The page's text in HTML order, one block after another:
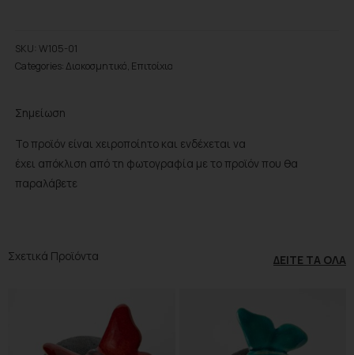
SKU: W105-01
Categories:Διακοσμητικά, Επιτοίχια
Σημείωση
Το προϊόν είναι χειροποίητο και ενδέχεται να
έχει απόκλιση από τη φωτογραφία με το προϊόν που θα
παραλάβετε
Σχετικά Προϊόντα ΔΕΊΤΕ ΤΑ ΌΛΑ